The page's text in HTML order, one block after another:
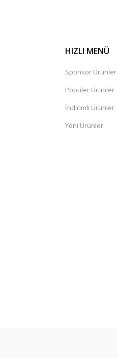
HIZLI MENÜ
Sponsor Ürünler
Popüler Ürünler
İndirimli Ürünler
Yeni Ürünler